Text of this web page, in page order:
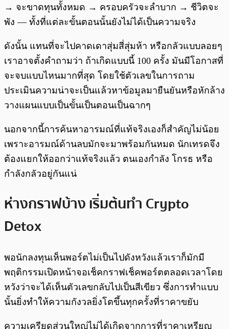
→ จะขาดทุนทั้งหมด → ครอบครัวจะลำบาก → ชีวิตจะ
พัง — ทั้งที่แต่ละขั้นตอนนั้นยังไม่ได้เป็นความจริง
ดังนั้น แทนที่จะไปคาดเดาสุ่มสี่สุ่มห้า หรือกลัวแบบลอยๆ
เราอาจตั้งคำถามว่า ถ้าเกิดแบบนี้ 100 ครั้ง มันมีโอกาสที่
จะจบแบบไหนมากที่สุด โดยใช้ตัวเลขในการถาม
ประเมินความน่าจะเป็นแล้วหาข้อมูลมายืนยันหรือหักล้าง
วางแผนแบบเป็นขั้นเป็นตอนเป็นฉากๆ
นอกจากนี้การค้นหาอารมณ์ที่แท้จริงเองก็สำคัญไม่น้อย
เพราะอารมณ์ด้านลบมักจะมาพร้อมกันหมด นักเทรดจึง
ต้องแยกให้ออกว่าแท้จริงแล้ว ตนเองกำลัง โกรธ หรือ
กำลังกลัวอยู่กันแน่
ห่างกราฟบ้าง เริ่มต้นทำ Crypto
Detox
พอนักลงทุนเห็นพอร์ตไม่เป็นไปดังหวังแล้วเราก็มักมี
พฤติกรรมเปิดหน้าจอเช็คกราฟเช็คพอร์ตตลอดเวลาโดย
หวังว่าจะได้เห็นตัวเลขกลับไปเป็นสีเขียว ซึ่งการทำแบบ
นั้นยิ่งทำให้ความกังวลยิ่งโตขึ้นทุกครั้งที่ราคาขยับ
ความเครียดส่วนใหญ่ไม่ได้เกิดจากการที่ราคาเหรียญ